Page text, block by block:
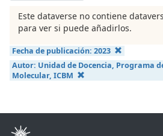
Este dataverse no contiene
para ver si puede añadirlos.
Fecha de publicación: 2023
Autor: Unidad de Docencia, Programa
Molecular, ICBM